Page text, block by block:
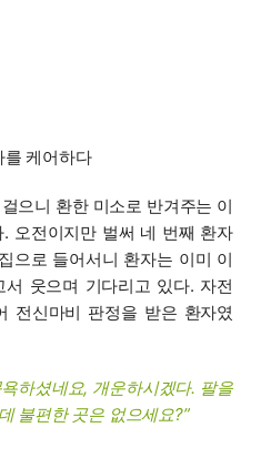
를 케어하다
으니 환한 미소로 반겨주는 이
오전이지만 벌써 네 번째 환자
으로 들어서니 환자는 이미 이
웃으며 기다리고 있다. 자전
전신마비 판정을 받은 환자였
하셨네요, 개운하시겠다. 팔을
불편한 곳은 없으세요?”